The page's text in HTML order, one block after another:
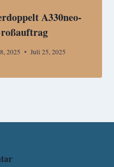
A330neo-
2025 Juli 25, 2025